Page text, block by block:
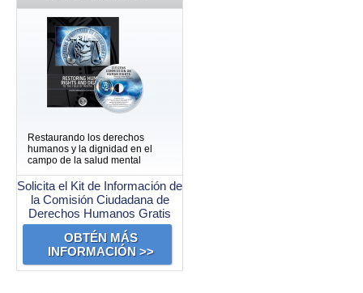
Restaurando los derechos
humanos y la dignidad en el
campo de la salud mental
Solicita el Kit de Información de
la Comisión Ciudadana de
Derechos Humanos Gratis
OBTÉN MÁS
INFORMACIÓN >>